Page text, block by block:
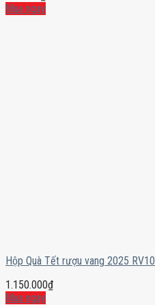
Mua ngay
Hộp Quà Tết rượu vang 2025 RV10
1.150.000₫
Mua ngay